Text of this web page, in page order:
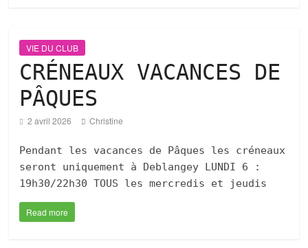
VIE DU CLUB
CRÉNEAUX VACANCES DE
PÂQUES
2 avril 2026 Christine
Pendant les vacances de Pâques les créneaux
seront uniquement à Deblangey LUNDI 6 :
19h30/22h30 TOUS les mercredis et jeudis
Read more